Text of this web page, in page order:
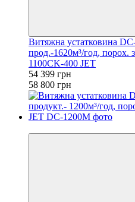
Витяжна устатковина
прод.-1620м³/год, порох.
1100CK-400 JET
54 399 грн
58 800 грн